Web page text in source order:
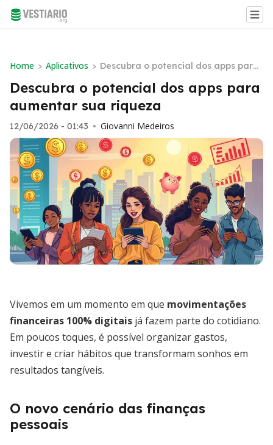
Home > Aplicativos > Descubra o potencial dos apps para
aumentar sua riqueza
Descubra o potencial dos apps para
aumentar sua riqueza
12/06/2026 - 01:43 • Giovanni Medeiros
Vivemos em um momento em que movimentações
financeiras 100% digitais já fazem parte do cotidiano.
Em poucos toques, é possível organizar gastos,
investir e criar hábitos que transformam sonhos em
resultados tangíveis.
O novo cenário das finanças
pessoais